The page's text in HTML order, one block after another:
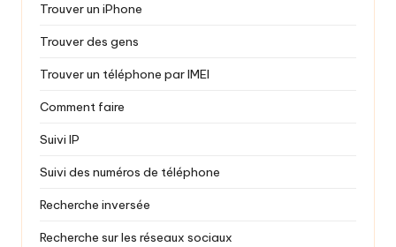
Trouver un iPhone
Trouver des gens
Trouver un téléphone par IMEI
Comment faire
Suivi IP
Suivi des numéros de téléphone
Recherche inversée
Recherche sur les réseaux sociaux